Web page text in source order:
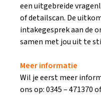
een uitgebreide
of detailscan. De
intakegesprek aan de
samen met jou uit te
Meer informatie
Wil je eerst meer
ons op: 0345 – 471370